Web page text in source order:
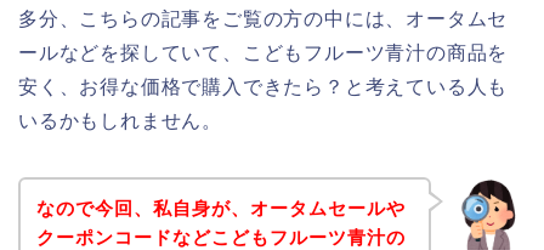
多分、こちらの記事をご覧の方の中には、オータムセ
ールなどを探していて、こどもフルーツ青汁の商品を
安く、お得な価格で購入できたら？と考えている人も
いるかもしれません。
なので今回、私自身が、オータムセールや
クーポンコードなどこどもフルーツ青汁の